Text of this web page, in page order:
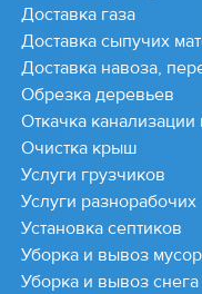
Доставка газа
Доставка сыпучих
Доставка навоза,
Обрезка деревьев
Откачка канализации
Очистка крыш
Услуги грузчиков
Услуги разнорабочих
Установка септиков
Уборка и вывоз
Уборка и вывоз снега